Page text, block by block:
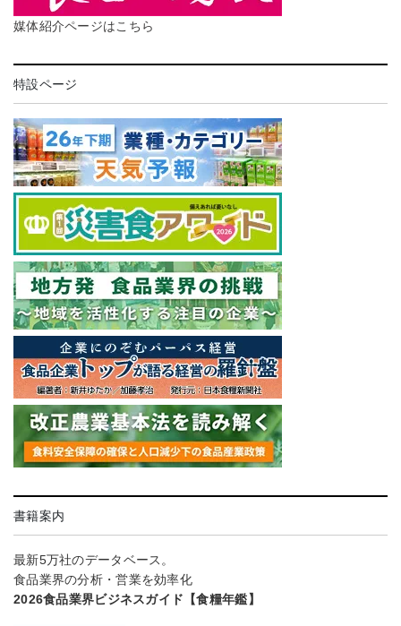
媒体紹介ページはこちら
特設ページ
書籍案内
最新5万社のデータベース。
食品業界の分析・営業を効率化
2026食品業界ビジネスガイド【食糧年鑑】